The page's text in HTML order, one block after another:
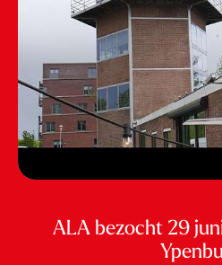
ALA bezocht 29